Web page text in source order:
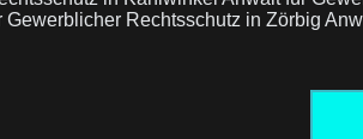
Gewerblicher Rechtsschutz in Zörbig